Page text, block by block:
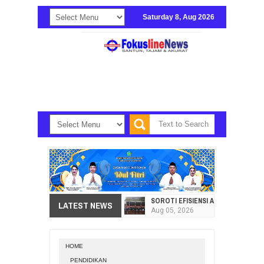
Saturday 8, Aug 2026
LATEST NEWS SOROTI EFISIENSI APBD, DPRD
Aug 05, 2026
HOME
PENDIDIKAN